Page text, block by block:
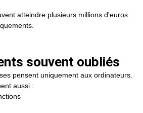
atteindre plusieurs millions d'euros
souvent oubliés
pensent uniquement aux ordinateurs.
aussi :